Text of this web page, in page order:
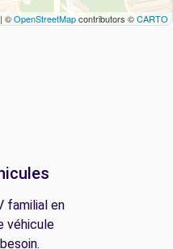
| ©OpenStreetMapcontributors ©CARTO
familial en
véhicule